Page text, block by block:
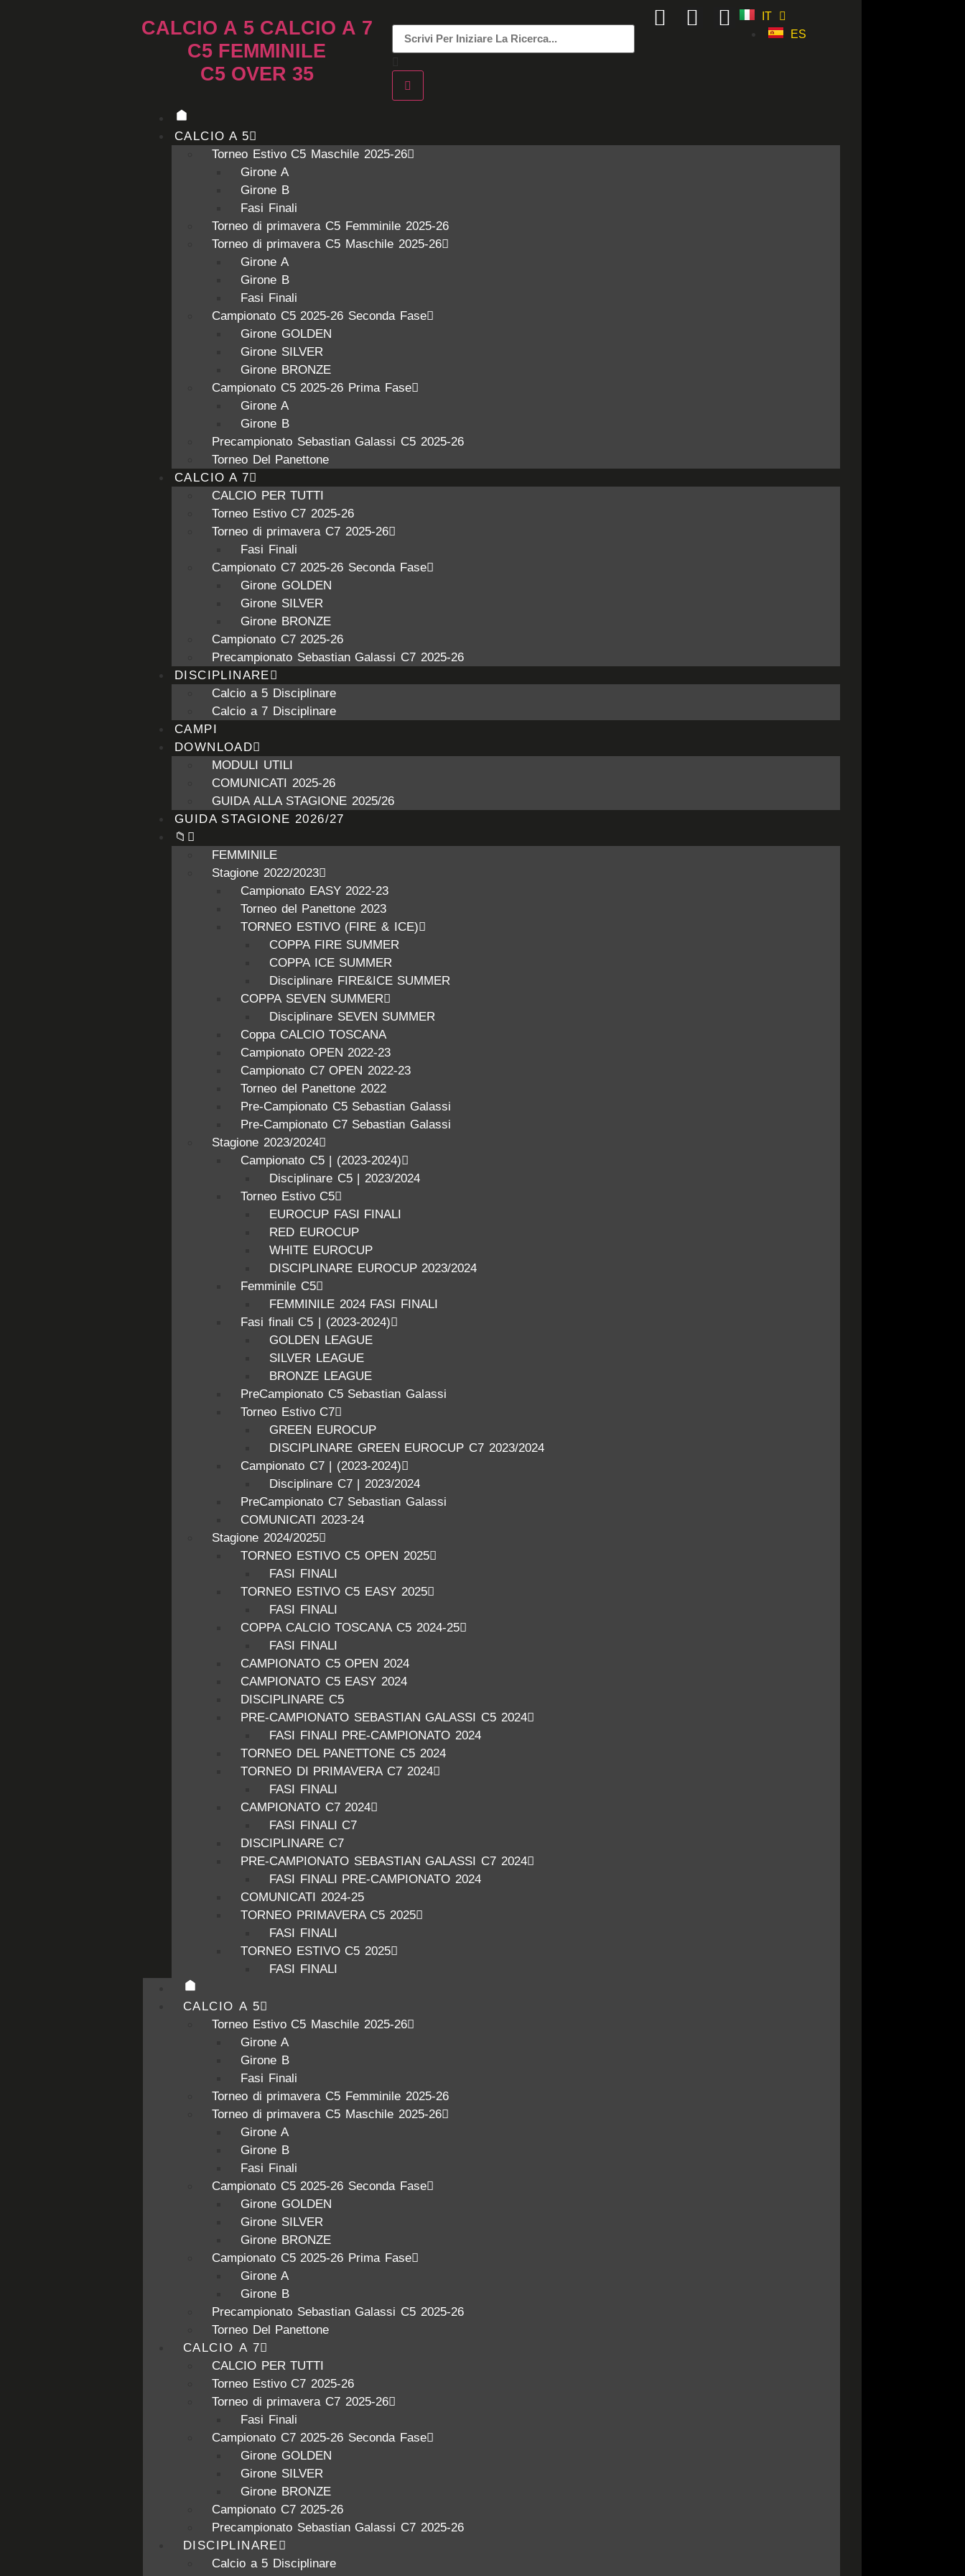
CALCIO A 5 CALCIO A 7
C5 FEMMINILE
C5 OVER 35
IT
ES
CALCIO A 5
Torneo Estivo C5 Maschile 2025-26
Girone A
Girone B
Fasi Finali
Torneo di primavera C5 Femminile 2025-26
Torneo di primavera C5 Maschile 2025-26
Girone A
Girone B
Fasi Finali
Campionato C5 2025-26 Seconda Fase
Girone GOLDEN
Girone SILVER
Girone BRONZE
Campionato C5 2025-26 Prima Fase
Girone A
Girone B
Precampionato Sebastian Galassi C5 2025-26
Torneo Del Panettone
CALCIO A 7
CALCIO PER TUTTI
Torneo Estivo C7 2025-26
Torneo di primavera C7 2025-26
Fasi Finali
Campionato C7 2025-26 Seconda Fase
Girone GOLDEN
Girone SILVER
Girone BRONZE
Campionato C7 2025-26
Precampionato Sebastian Galassi C7 2025-26
DISCIPLINARE
Calcio a 5 Disciplinare
Calcio a 7 Disciplinare
CAMPI
DOWNLOAD
MODULI UTILI
COMUNICATI 2025-26
GUIDA ALLA STAGIONE 2025/26
GUIDA STAGIONE 2026/27
📁
FEMMINILE
Stagione 2022/2023
Campionato EASY 2022-23
Torneo del Panettone 2023
TORNEO ESTIVO (FIRE & ICE)
COPPA FIRE SUMMER
COPPA ICE SUMMER
Disciplinare FIRE&ICE SUMMER
COPPA SEVEN SUMMER
Disciplinare SEVEN SUMMER
Coppa CALCIO TOSCANA
Campionato OPEN 2022-23
Campionato C7 OPEN 2022-23
Torneo del Panettone 2022
Pre-Campionato C5 Sebastian Galassi
Pre-Campionato C7 Sebastian Galassi
Stagione 2023/2024
Campionato C5 | (2023-2024)
Disciplinare C5 | 2023/2024
Torneo Estivo C5
EUROCUP FASI FINALI
RED EUROCUP
WHITE EUROCUP
DISCIPLINARE EUROCUP 2023/2024
Femminile C5
FEMMINILE 2024 FASI FINALI
Fasi finali C5 | (2023-2024)
GOLDEN LEAGUE
SILVER LEAGUE
BRONZE LEAGUE
PreCampionato C5 Sebastian Galassi
Torneo Estivo C7
GREEN EUROCUP
DISCIPLINARE GREEN EUROCUP C7 2023/2024
Campionato C7 | (2023-2024)
Disciplinare C7 | 2023/2024
PreCampionato C7 Sebastian Galassi
COMUNICATI 2023-24
Stagione 2024/2025
TORNEO ESTIVO C5 OPEN 2025
FASI FINALI
TORNEO ESTIVO C5 EASY 2025
FASI FINALI
COPPA CALCIO TOSCANA C5 2024-25
FASI FINALI
CAMPIONATO C5 OPEN 2024
CAMPIONATO C5 EASY 2024
DISCIPLINARE C5
PRE-CAMPIONATO SEBASTIAN GALASSI C5 2024
FASI FINALI PRE-CAMPIONATO 2024
TORNEO DEL PANETTONE C5 2024
TORNEO DI PRIMAVERA C7 2024
FASI FINALI
CAMPIONATO C7 2024
FASI FINALI C7
DISCIPLINARE C7
PRE-CAMPIONATO SEBASTIAN GALASSI C7 2024
FASI FINALI PRE-CAMPIONATO 2024
COMUNICATI 2024-25
TORNEO PRIMAVERA C5 2025
FASI FINALI
TORNEO ESTIVO C5 2025
FASI FINALI
CALCIO A 5
Torneo Estivo C5 Maschile 2025-26
Girone A
Girone B
Fasi Finali
Torneo di primavera C5 Femminile 2025-26
Torneo di primavera C5 Maschile 2025-26
Girone A
Girone B
Fasi Finali
Campionato C5 2025-26 Seconda Fase
Girone GOLDEN
Girone SILVER
Girone BRONZE
Campionato C5 2025-26 Prima Fase
Girone A
Girone B
Precampionato Sebastian Galassi C5 2025-26
Torneo Del Panettone
CALCIO A 7
CALCIO PER TUTTI
Torneo Estivo C7 2025-26
Torneo di primavera C7 2025-26
Fasi Finali
Campionato C7 2025-26 Seconda Fase
Girone GOLDEN
Girone SILVER
Girone BRONZE
Campionato C7 2025-26
Precampionato Sebastian Galassi C7 2025-26
DISCIPLINARE
Calcio a 5 Disciplinare